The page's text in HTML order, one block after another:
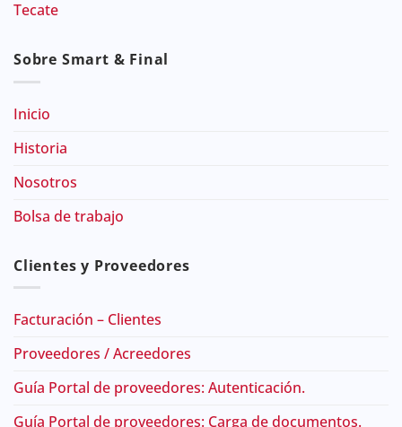
Tecate
Sobre Smart & Final
Inicio
Historia
Nosotros
Bolsa de trabajo
Clientes y Proveedores
Facturación – Clientes
Proveedores / Acreedores
Guía Portal de proveedores: Autenticación.
Guía Portal de proveedores: Carga de documentos.